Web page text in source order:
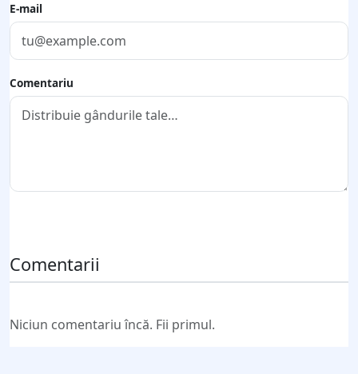
E-mail
Comentariu
Comentarii
Niciun comentariu încă. Fii primul.